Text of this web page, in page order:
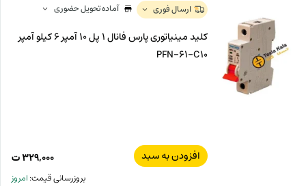
ارسال فوری آماده تحویل حضوری
کلید مینیاتوری پارس فانال 1 پل 10 آمپر 6 کیلو آمپر
PFN-61-C10
افزودن به سبد ۳۲۹,۰۰۰ت
بروزرسانی قیمت:امروز